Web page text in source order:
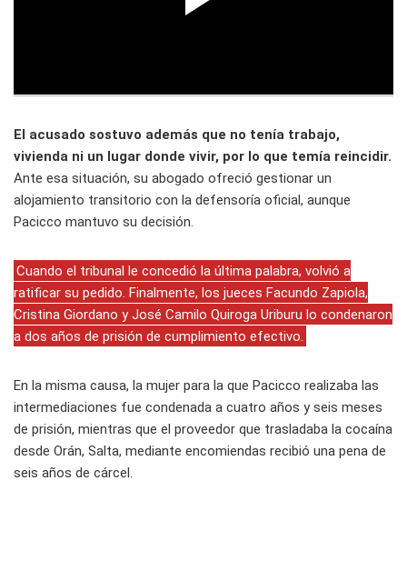
El acusado sostuvo además que no tenía trabajo,
vivienda ni un lugar donde vivir, por lo que temía reincidir.
Ante esa situación, su abogado ofreció gestionar un
alojamiento transitorio con la defensoría oficial, aunque
Pacicco mantuvo su decisión.
Cuando el tribunal le concedió la última palabra, volvió a
ratificar su pedido. Finalmente, los jueces Facundo Zapiola,
Cristina Giordano y José Camilo Quiroga Uriburu lo condenaron
a dos años de prisión de cumplimiento efectivo.
En la misma causa, la mujer para la que Pacicco realizaba las
intermediaciones fue condenada a cuatro años y seis meses
de prisión, mientras que el proveedor que trasladaba la cocaína
desde Orán, Salta, mediante encomiendas recibió una pena de
seis años de cárcel.